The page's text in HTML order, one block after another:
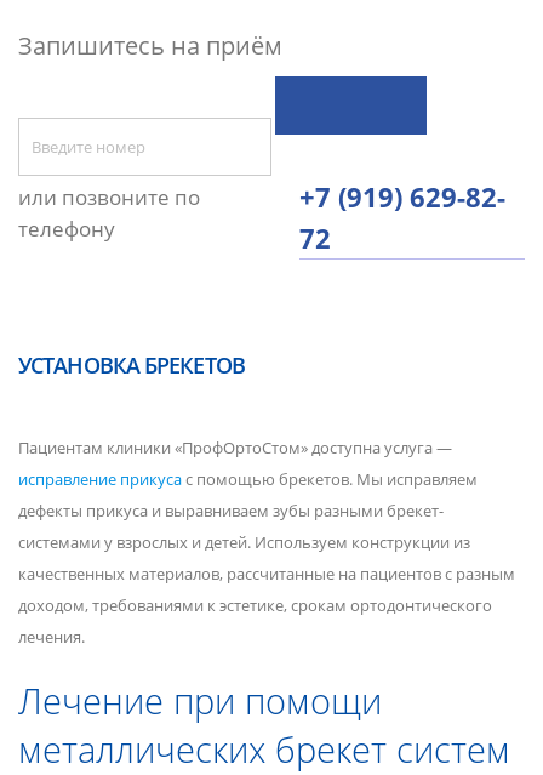
Запишитесь на приём
или позвоните по
телефону
+7 (919) 629-82-
72
УСТАНОВКА БРЕКЕТОВ
Пациентам клиники «ПрофОртоСтом» доступна услуга —
исправление прикусас помощью брекетов. Мы исправляем
дефекты прикуса и выравниваем зубы разными брекет-
системами у взрослых и детей. Используем конструкции из
качественных материалов, рассчитанные на пациентов с разным
доходом, требованиями к эстетике, срокам ортодонтического
лечения.
Лечение при помощи
металлических брекет систем